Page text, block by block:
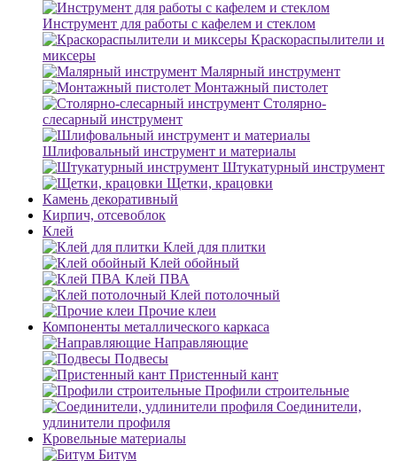
Инструмент для работы с кафелем и стеклом
Краскораспылители и
миксеры
Малярный инструмент
Монтажный пистолет
Столярно-
слесарный инструмент
Шлифовальный инструмент и материалы
Штукатурный инструмент
Щетки, крацовки
Камень декоративный
Кирпич, отсевоблок
Клей
Клей для плитки
Клей обойный
Клей ПВА
Клей потолочный
Прочие клеи
Компоненты металлического каркаса
Направляющие
Подвесы
Пристенный кант
Профили строительные
Соединители,
удлинители профиля
Кровельные материалы
Битум